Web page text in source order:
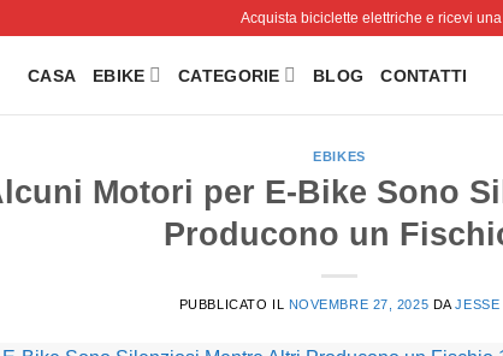
Acquista biciclette elettriche e ricevi
CASA EBIKE CATEGORIE BLOG CONTATTI
EBIKES
Motori per E-Bike Sono
Producono un
PUBBLICATO IL NOVEMBRE 27, 2025 DAJESSE